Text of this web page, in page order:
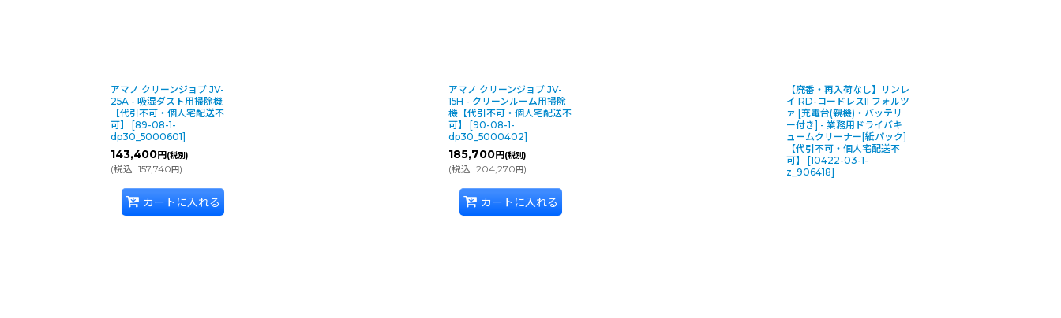
アマノ クリーンジョブ JV-
25A - 吸湿ダスト用掃除機
【代引不可・個人宅配送不
可】
[89-08-1-
dp30_5000601]
143,400円(税別)
(税込: 157,740円)
カートに入れる
アマノ クリーンジョブ JV-
15H - クリーンルーム用掃除
機【代引不可・個人宅配送不
可】
[90-08-1-
dp30_5000402]
185,700円(税別)
(税込: 204,270円)
カートに入れる
【廃番・再入荷なし】リンレ
イ RD-コードレスII フォルツ
ァ [充電台(親機)・バッテリ
ー付き] - 業務用ドライバキ
ュームクリーナー[紙パック]
【代引不可・個人宅配送不
可】
[10422-03-1-
z_906418]